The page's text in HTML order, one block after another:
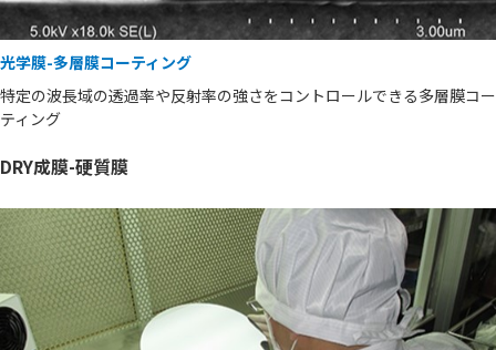
光学膜-多層膜コーティング
特定の波長域の透過率や反射率の強さをコントロールできる多層膜コー
ティング
DRY成膜-硬質膜